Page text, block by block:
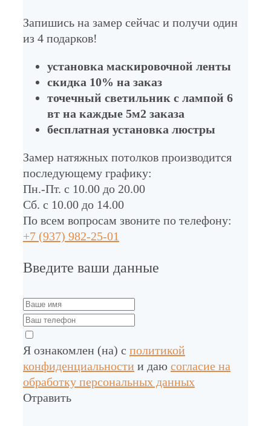
Запишись на замер сейчас и получи один
из 4 подарков!
установка маскировочной ленты
скидка 10% на заказ
точечный светильник с лампой 6
вт на каждые 5м2 заказа
бесплатная установка люстры
Замер натяжных потолков производится
последующему графику:
Пн.-Пт. с 10.00 до 20.00
Сб. с 10.00 до 14.00
По всем вопросам звоните по телефону:
+7 (937) 982-25-01
Введите ваши данные
Я ознакомлен (на) с политикой
конфиденциальности и даю согласие на
обработку персональных данных
Отравить